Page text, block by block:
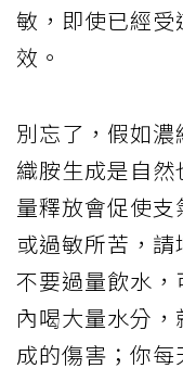
敏，即使已經
效。
別忘了，假如
織胺生成是自
量釋放會促使
或過敏所苦，請
不要過量飲水
內喝大量水分
成的傷害；你